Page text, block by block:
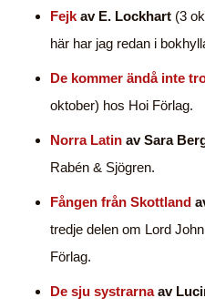
Fejk av E. Lockhart (3
här har jag redan i
De kommer ändå inte
oktober) hos Hoi Förlag.
Norra Latin av Sara
Rabén & Sjögren.
Fången från Skottland
tredje delen om Lord
Förlag.
De sju systrarnaav